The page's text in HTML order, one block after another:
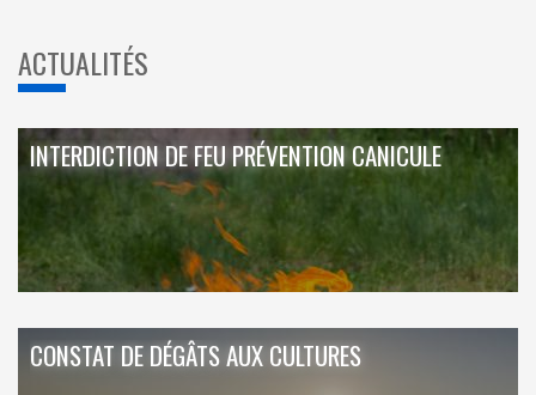
ACTUALITÉS
INTERDICTION DE FEU PRÉVENTION CANICULE
CONSTAT DE DÉGÂTS AUX CULTURES